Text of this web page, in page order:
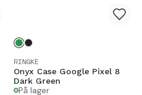
RINGKE
Onyx Case Google Pixel 8
Dark Green
På lager